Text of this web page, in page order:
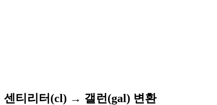
센티리터(cl) → 갤런(gal) 변환